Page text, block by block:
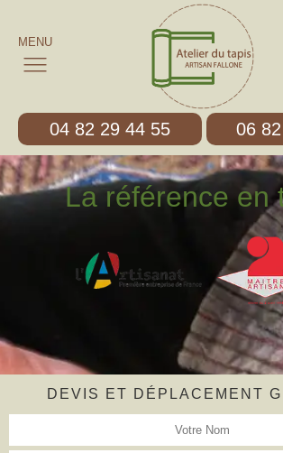
MENU
04 82 29 44 55 06
La référence en
DEVIS ET DÉPLACEMENT